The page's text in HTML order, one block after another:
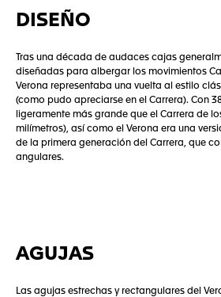
DISEÑO
Tras una década de audaces cajas
diseñadas para albergar los movimientos
Verona representaba una vuelta al estilo
(como pudo apreciarse en el Carrera). Con
ligeramente más grande que el Carrera de
milímetros), así como el Verona era una
de la primera generación del Carrera, que
angulares.
AGUJAS
Las agujas estrechas y rectangulares del